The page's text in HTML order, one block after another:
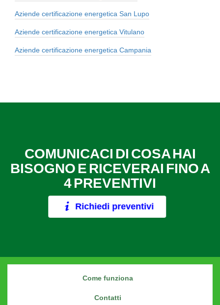
Aziende certificazione energetica San Lupo
Aziende certificazione energetica Vitulano
Aziende certificazione energetica Campania
COMUNICACI DI COSA HAI
BISOGNO E RICEVERAI FINO A
4 PREVENTIVI
Richiedi preventivi
Come funziona
Contatti